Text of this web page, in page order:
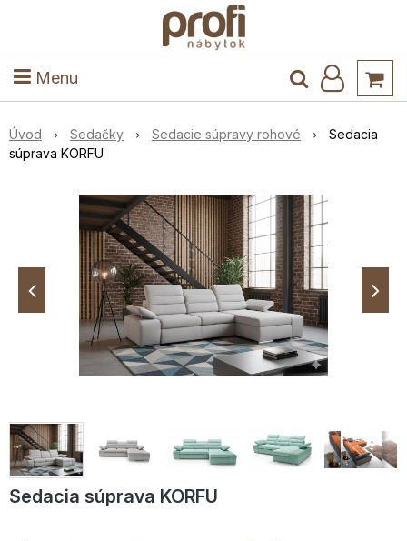
Menu
Kuchyňa a jedáleň
Úvod Sedačky Sedacie súpravy rohové
Sedacia
súprava KORFU
Sedacia súprava KORFU